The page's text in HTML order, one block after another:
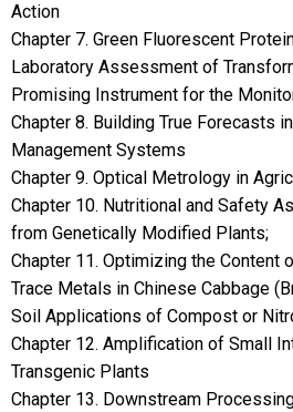
Action
Chapter 7. Green Fluorescent
Laboratory Assessment of
Promising Instrument for the
Chapter 8. Building True Forecasts
Management Systems
Chapter 9. Optical Metrology in
Chapter 10. Nutritional and Safety
from Genetically Modified Plants;
Chapter 11. Optimizing the Content
Trace Metals in Chinese Cabbage
Soil Applications of Compost or
Chapter 12. Amplification of Small
Transgenic Plants
Chapter 13. Downstream